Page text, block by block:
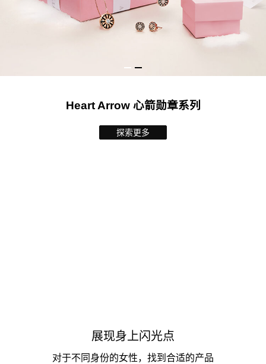
Heart Arrow 心箭勋章系列
探索更多
展现身上闪光点
对于不同身份的女性，找到合适的产品